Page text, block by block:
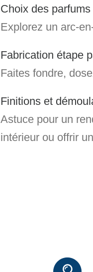
Choix des
Explorez un arc-
Fabrication étape
Faites fondre,
Finitions et
Astuce pour un
intérieur ou offrir